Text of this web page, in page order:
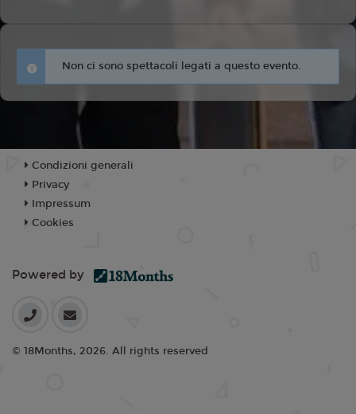
Non ci sono spettacoli legati a questo evento.
Condizioni generali
Privacy
Impressum
Cookies
Powered by
© 18Months, 2026. All rights reserved